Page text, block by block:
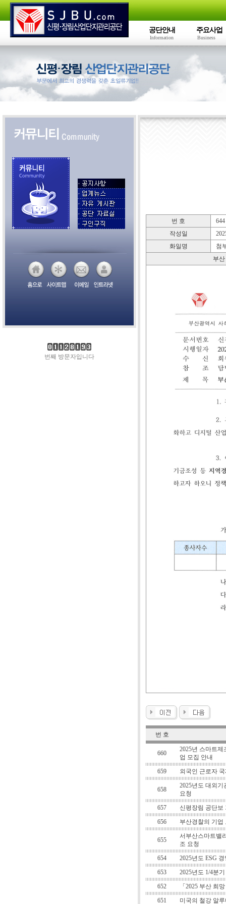
공단안내
Information
주요사업
Business
번째 방문자입니다
번 호
644
작성일
화일명
첨
부
번 호
660
2025년 스마트
업 모집 안내
659
외국인 근로자
658
2025년도 대외
요청
657
신평장림 공단보
656
부산경찰의 기업
655
서부산스마트밸
조 요청
654
2025년도 ESG
653
2025년도 1/4분
652
「2025 부산 희
651
미국의 철강 알